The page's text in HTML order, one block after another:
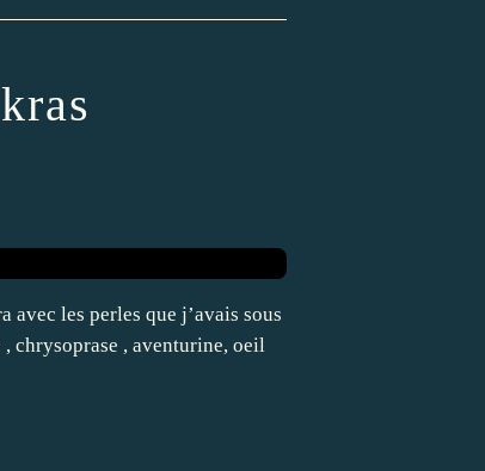
les perles que j’avais sous
chrysoprase , aventurine, oeil